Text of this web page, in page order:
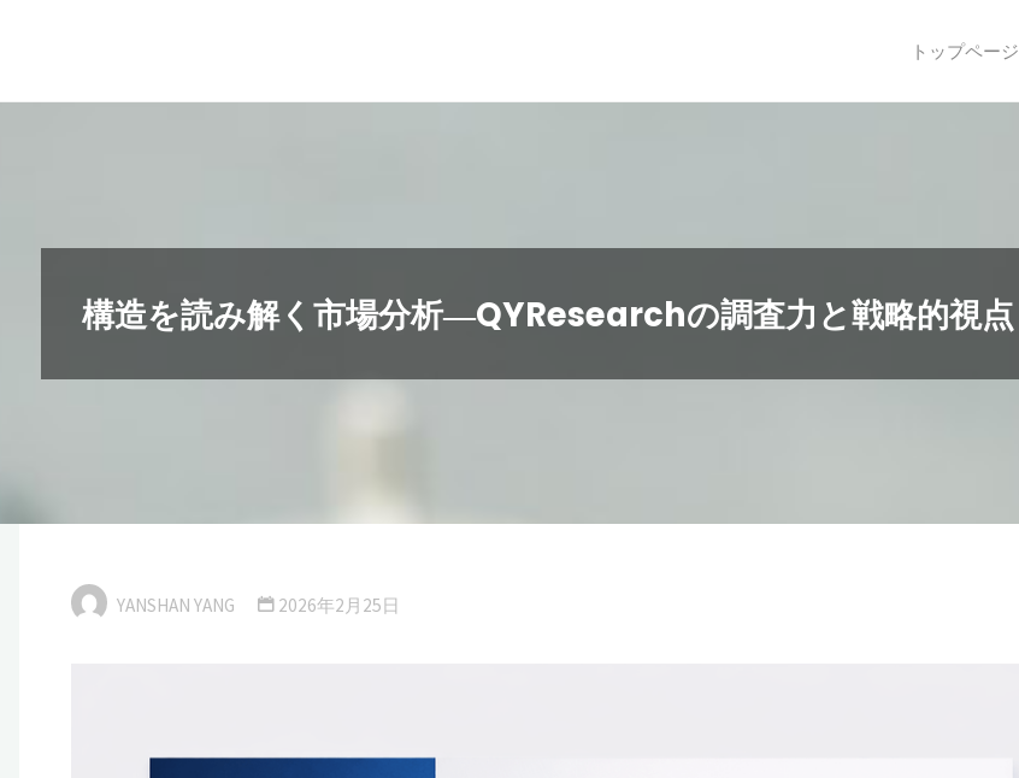
トップページ
構造を読み解く市場分析―QYResearchの調査力と戦略的視点
YANSHAN YANG 2026年2月25日